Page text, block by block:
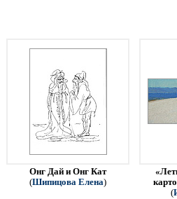
Онг Дай и Онг Кат
(Шипицова Елена)
(